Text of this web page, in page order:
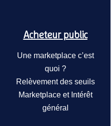
Acheteur public
Une marketplace c’est
quoi ?
Relèvement des seuils
Marketplace et Intérêt
général